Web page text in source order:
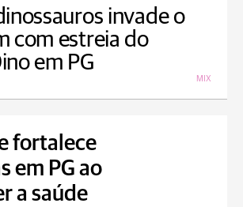
invade o
com estreia do
em PG
MIX
fortalece
em PG ao
a saúde